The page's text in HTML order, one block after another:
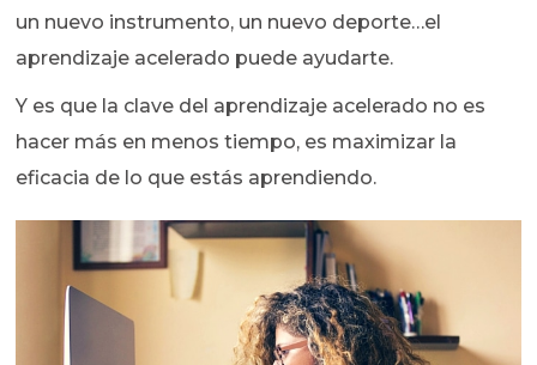
un nuevo instrumento, un nuevo deporte…el
aprendizaje acelerado puede ayudarte.
Y es que la clave del aprendizaje acelerado no es
hacer más en menos tiempo, es maximizar la
eficacia de lo que estás aprendiendo.